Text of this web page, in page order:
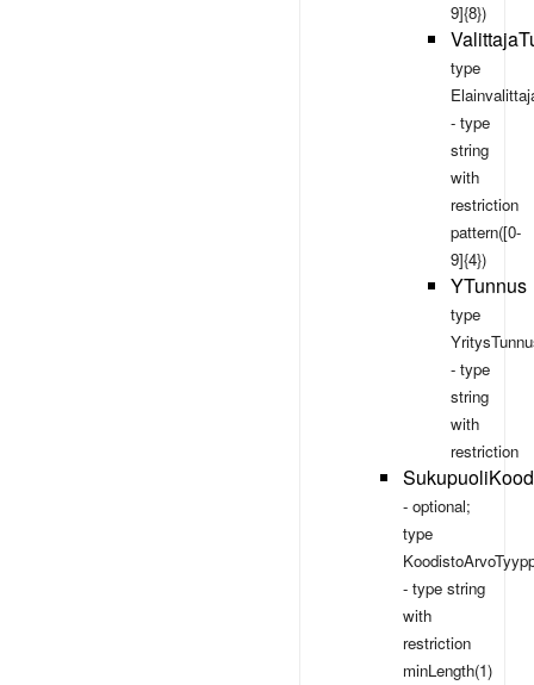
9]{8})
type
- type
string
with
restriction
pattern([0-
9]{4})
YTunnus
type
- type
string
with
restriction
- optional;
type
- type string
with
restriction
minLength(1)